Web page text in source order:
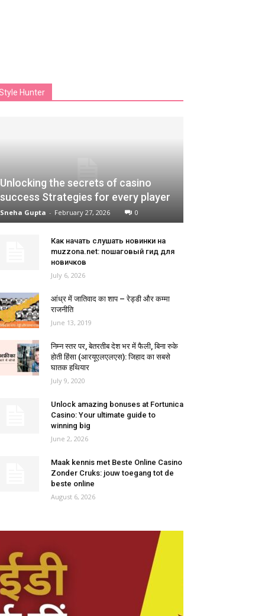
Hunter
Unlocking the secrets of casino
success Strategies for every player
Sneha Gupta - February 27, 2026 0
Как начать слушать новинки на
muzzona.net: пошаговый гид для
новичков
July 6, 2026
आंध्र में जातिवाद का शाप – रेड्डी और कम्मा
राजनीति
June 13, 2019
निम्न स्तर पर, बेतरतीब देश भर में फैली, बिना रुके
होती हिंसा (आरयूएलएलएस): जिहाद का सबसे
घातक हथियार
July 9, 2020
Unlock amazing bonuses at Fortunica
Casino: Your ultimate guide to
winning big
June 2, 2026
Maak kennis met Beste Online Casino
Zonder Cruks: jouw toegang tot de
beste online
August 6, 2026